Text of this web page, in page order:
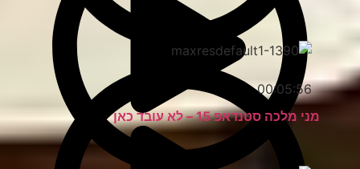
00:05:56
מני מלכה סטנדאפ 15 – לא עובד כאן